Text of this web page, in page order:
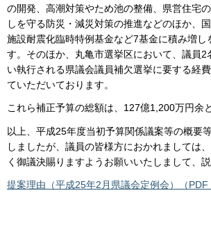
の開発、高潮対策やため池の整備、県営住宅
しを守る防災・減災対策の推進などのほか、
施設耐震化臨時特例基金など7基金に積み増し
す。そのほか、丸亀市選挙区において、議員2
い執行される県議会議員補欠選挙に要する経
ていただいております。
これら補正予算の総額は、127億1,200万円余
以上、平成25年度当初予算関係議案等の概要
しましたが、議員の皆様方におかれましては
く御議決賜りますようお願いいたしまして、説
提案理由（平成25年2月県議会定例会）（PDF